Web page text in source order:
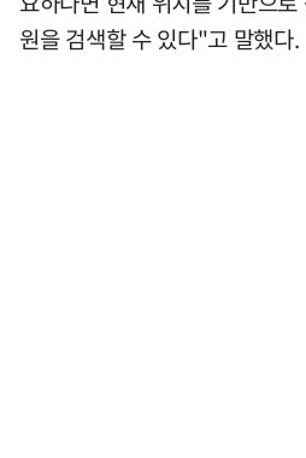
원을 검색할 수 있다"고 말했다.